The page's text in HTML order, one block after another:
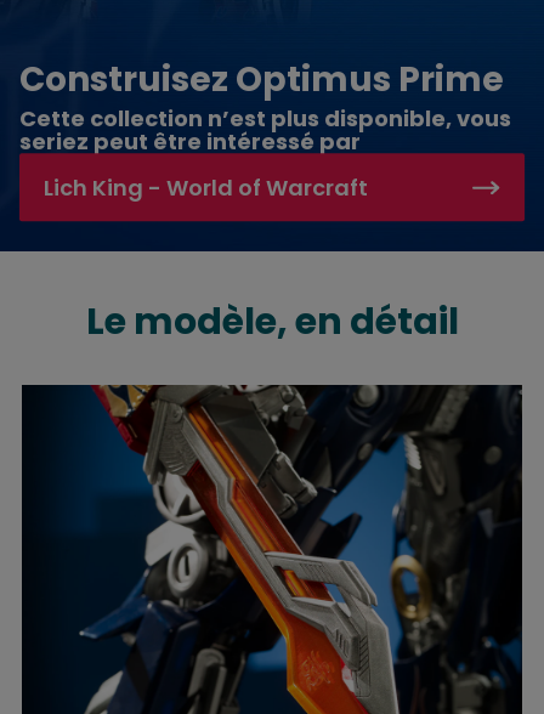
Construisez Optimus Prime
Cette collection n’est plus disponible, vous
seriez peut être intéressé par
Construisez Optimus Prime
Lich King - World of Warcraft
Le modèle, en détail